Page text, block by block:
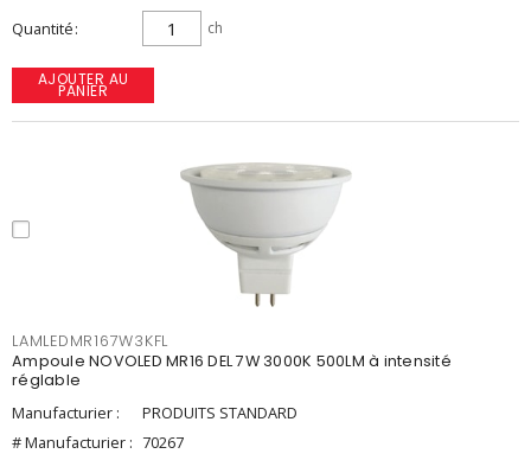
Quantité ch
AJOUTER AU
PANIER
LAMLEDMR167W3KFL
Ampoule NOVOLED MR16 DEL 7W 3000K 500LM à intensité
réglable
Manufacturier :
PRODUITS STANDARD
# Manufacturier : 70267